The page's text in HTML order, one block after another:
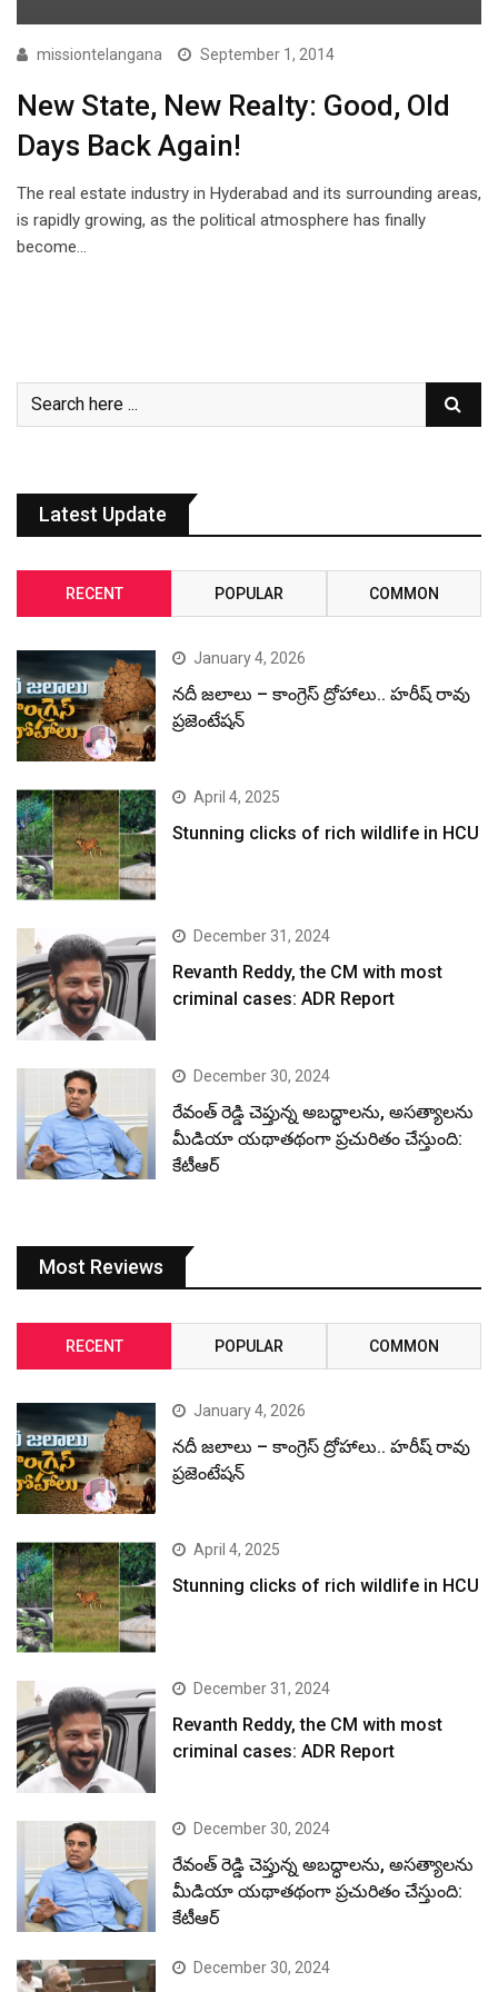
missiontelangana September 1, 2014
New State, New Realty: Good, Old
Days Back Again!
The real estate industry in Hyderabad and its surrounding areas,
is rapidly growing, as the political atmosphere has finally
become…
Latest Update
RECENT POPULAR COMMON
January 4, 2026
నదీ జలాలు – కాంగ్రెస్ ద్రోహాలు.. హరీష్ రావు
ప్రజెంటేషన్
April 4, 2025
Stunning clicks of rich wildlife in HCU
December 31, 2024
Revanth Reddy, the CM with most
criminal cases: ADR Report
December 30, 2024
రేవంత్ రెడ్డి చెప్తున్న అబద్ధాలను, అసత్యాలను
మీడియా యథాతథంగా ప్రచురితం చేస్తుంది:
కేటీఆర్
Most Reviews
RECENT POPULAR COMMON
January 4, 2026
నదీ జలాలు – కాంగ్రెస్ ద్రోహాలు.. హరీష్ రావు
ప్రజెంటేషన్
April 4, 2025
Stunning clicks of rich wildlife in HCU
December 31, 2024
Revanth Reddy, the CM with most
criminal cases: ADR Report
December 30, 2024
రేవంత్ రెడ్డి చెప్తున్న అబద్ధాలను, అసత్యాలను
మీడియా యథాతథంగా ప్రచురితం చేస్తుంది:
కేటీఆర్
December 30, 2024